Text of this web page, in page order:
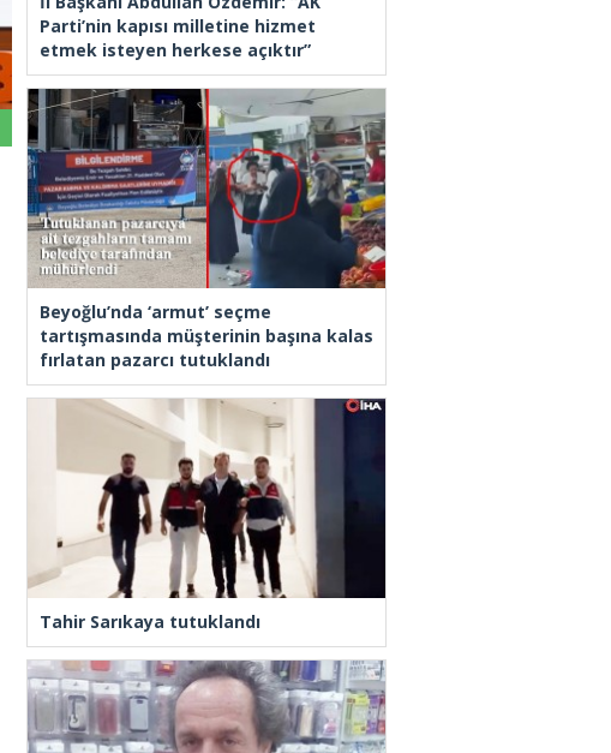
Parti’nin kapısı milletine hizmet
etmek isteyen herkese açıktır”
Beyoğlu’nda ‘armut’ seçme
tartışmasında müşterinin başına kalas
fırlatan pazarcı tutuklandı
Tahir Sarıkaya tutuklandı